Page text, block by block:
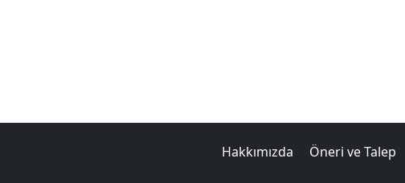
Hakkımızda Öneri ve Talep